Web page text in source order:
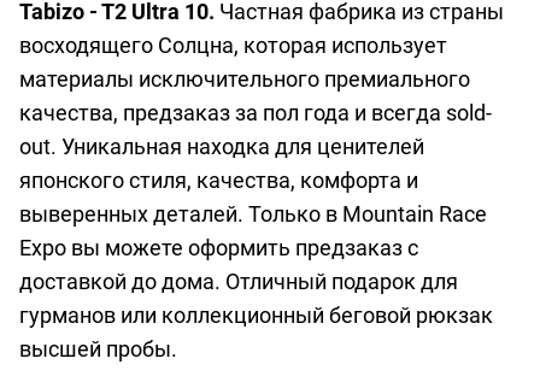
Tabizo - T2 Ultra 10. Частная фабрика из страны
восходящего Солцна, которая использует
материалы исключительного премиального
качества, предзаказ за пол года и всегда sold-
out. Уникальная находка для ценителей
японского стиля, качества, комфорта и
выверенных деталей. Только в Mountain Race
Expo вы можете оформить предзаказ с
доставкой до дома. Отличный подарок для
гурманов или коллекционный беговой рюкзак
высшей пробы.